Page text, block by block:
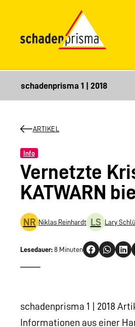
ARTIKEL
Info
Vernetzte
KATWARN
NR Niklas Reinhardt LS Lary
Lesedauer: 8 Minuten
schadenprisma 1 | 2018
Informationen aus einer